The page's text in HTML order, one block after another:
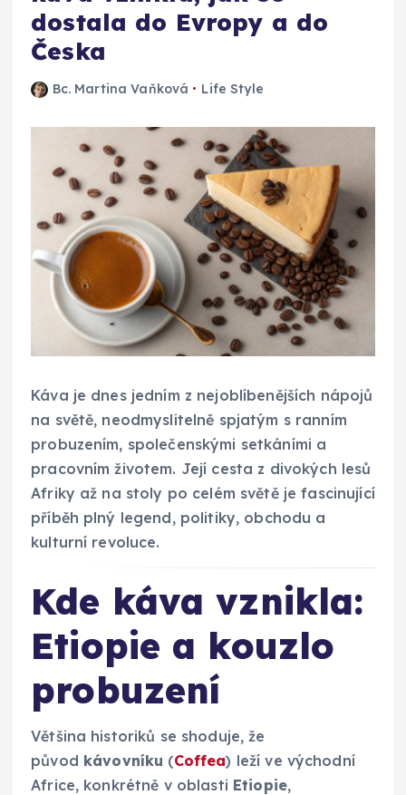
dostala do Evropy a do
Česka
Bc. Martina Vaňková Life Style
Káva je dnes jedním z nejoblíbenějších nápojů
na světě, neodmyslitelně spjatým s ranním
probuzením, společenskými setkáními a
pracovním životem. Její cesta z divokých lesů
Afriky až na stoly po celém světě je fascinující
příběh plný legend, politiky, obchodu a
kulturní revoluce.
Kde káva vznikla:
Etiopie a kouzlo
probuzení
Většina historiků se shoduje, že
původ kávovníku (Coffea) leží ve východní
Africe, konkrétně v oblasti Etiopie,